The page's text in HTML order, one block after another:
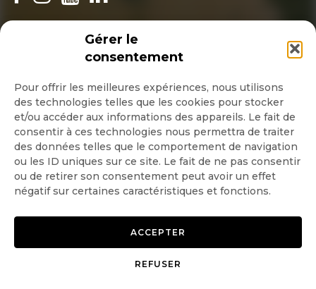
Gérer le
consentement
Pour offrir les meilleures expériences, nous utilisons
des technologies telles que les cookies pour stocker
et/ou accéder aux informations des appareils. Le fait de
consentir à ces technologies nous permettra de traiter
des données telles que le comportement de navigation
ou les ID uniques sur ce site. Le fait de ne pas consentir
ou de retirer son consentement peut avoir un effet
négatif sur certaines caractéristiques et fonctions.
ACCEPTER
REFUSER
INSCRIPTION NEWSLETTER
Quotidienne
Hebdo
OK